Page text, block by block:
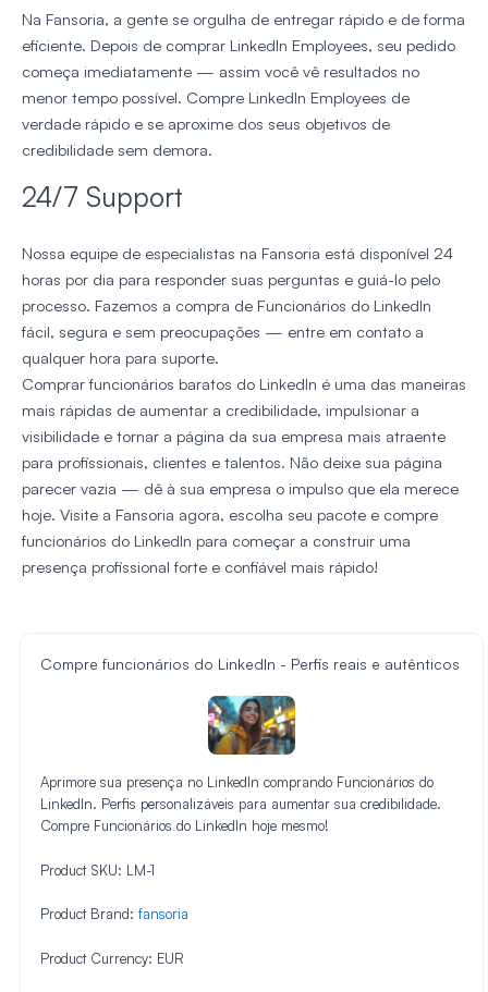
Na Fansoria, a gente se orgulha de entregar rápido e de forma
eficiente. Depois de comprar LinkedIn Employees, seu pedido
começa imediatamente — assim você vê resultados no
menor tempo possível. Compre LinkedIn Employees de
verdade rápido e se aproxime dos seus objetivos de
credibilidade sem demora.
24/7 Support
Nossa equipe de especialistas na Fansoria está disponível 24
horas por dia para responder suas perguntas e guiá-lo pelo
processo. Fazemos a compra de Funcionários do LinkedIn
fácil, segura e sem preocupações — entre em contato a
qualquer hora para suporte.
Comprar funcionários baratos do LinkedIn é uma das maneiras
mais rápidas de aumentar a credibilidade, impulsionar a
visibilidade e tornar a página da sua empresa mais atraente
para profissionais, clientes e talentos. Não deixe sua página
parecer vazia — dê à sua empresa o impulso que ela merece
hoje. Visite a Fansoria agora, escolha seu pacote e compre
funcionários do LinkedIn para começar a construir uma
presença profissional forte e confiável mais rápido!
Compre funcionários do LinkedIn - Perfis reais e autênticos
Aprimore sua presença no LinkedIn comprando Funcionários do
LinkedIn. Perfis personalizáveis para aumentar sua credibilidade.
Compre Funcionários do LinkedIn hoje mesmo!
Product SKU: LM-1
Product Brand: fansoria
Product Currency: EUR